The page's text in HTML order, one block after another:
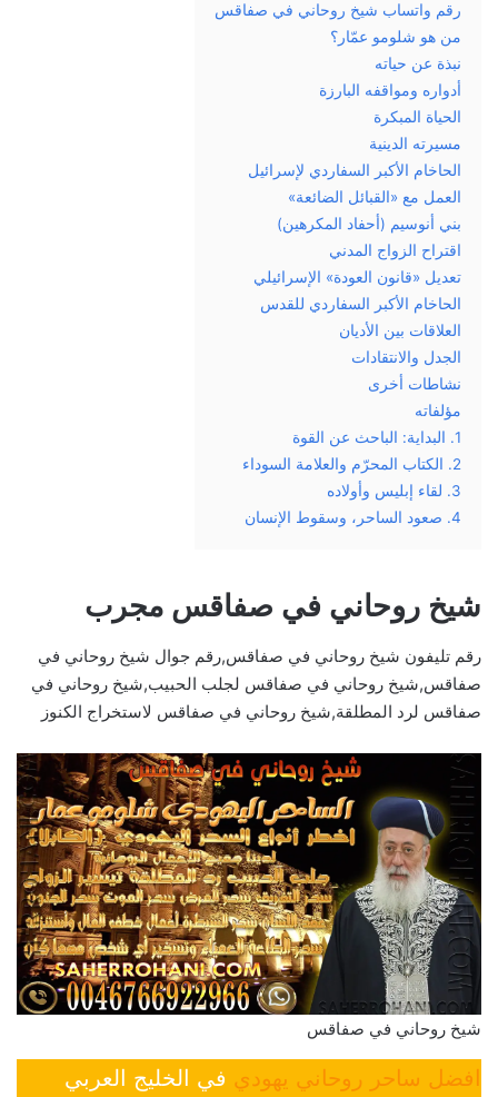
رقم واتساب شيخ روحاني في صفاقس
من هو شلومو عمّار؟
نبذة عن حياته
أدواره ومواقفه البارزة
الحياة المبكرة
مسيرته الدينية
الحاخام الأكبر السفاردي لإسرائيل
العمل مع «القبائل الضائعة»
بني أنوسيم (أحفاد المكرهين)
اقتراح الزواج المدني
تعديل «قانون العودة» الإسرائيلي
الحاخام الأكبر السفاردي للقدس
العلاقات بين الأديان
الجدل والانتقادات
نشاطات أخرى
مؤلفاته
1. البداية: الباحث عن القوة
2. الكتاب المحرّم والعلامة السوداء
3. لقاء إبليس وأولاده
4. صعود الساحر، وسقوط الإنسان
شيخ روحاني في صفاقس مجرب
رقم تليفون شيخ روحاني في صفاقس,رقم جوال شيخ روحاني في
صفاقس,شيخ روحاني في صفاقس لجلب الحبيب,شيخ روحاني في
صفاقس لرد المطلقة,شيخ روحاني في صفاقس لاستخراج الكنوز
شيخ روحاني في صفاقس
افضل ساحر روحاني يهودي في الخليج العربي